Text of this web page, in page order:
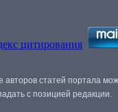
авторов статей портала
с позицией редакции.